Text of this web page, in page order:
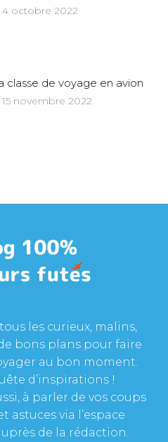
4 octobre 2022
classe de voyage en avion
novembre 2022
les curieux, malins,
bons plans pour faire
au bon moment.
d’inspirations !
à parler de vos coups
astuces via l’espace
de la rédaction.